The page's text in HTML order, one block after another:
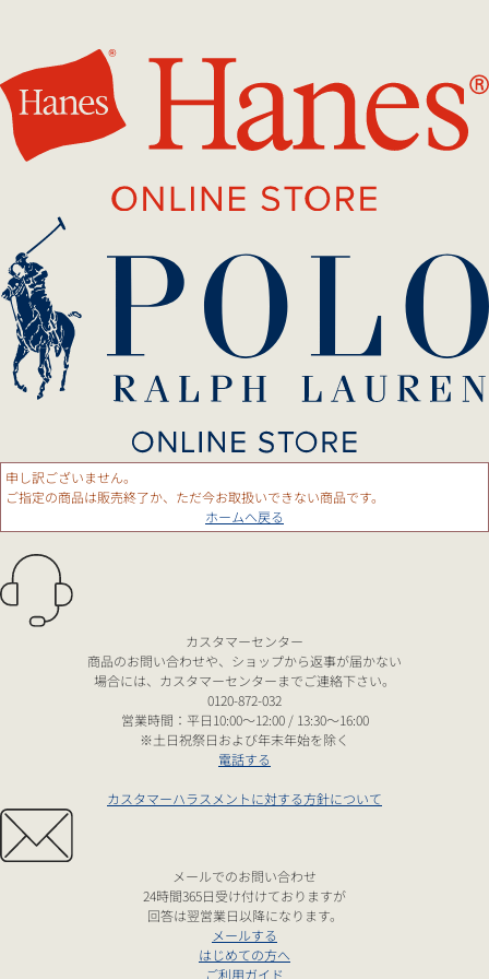
申し訳ございません。
ご指定の商品は販売終了か、ただ今お取扱いできない商品です。
ホームへ戻る
カスタマーセンター
商品のお問い合わせや、ショップから返事が届かない
場合には、カスタマーセンターまでご連絡下さい。
0120-872-032
営業時間：平日10:00～12:00 / 13:30～16:00
※土日祝祭日および年末年始を除く
電話する
カスタマーハラスメントに対する方針について
メールでのお問い合わせ
24時間365日受け付けておりますが
回答は翌営業日以降になります。
メールする
はじめての方へ
ご利用ガイド